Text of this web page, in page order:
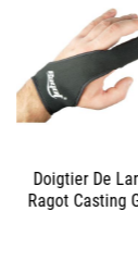
Bas De
Arrache